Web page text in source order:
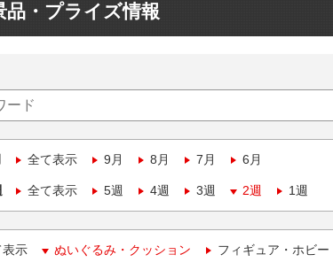
品・プライズ情報
全て表示 9月 8月 7月 6月
全て表示 5週 4週 3週 2週 1週
表示 ぬいぐるみ・クッション フィギュア・ホビー